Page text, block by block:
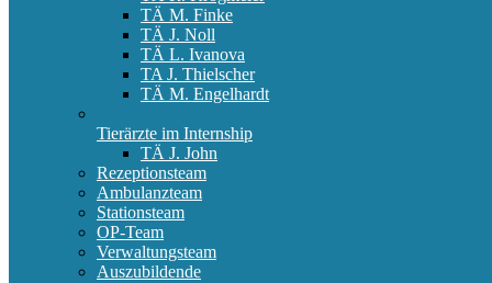
TÄ M. Finke
TÄ J. Noll
TÄ L. Ivanova
TA J. Thielscher
TÄ M. Engelhardt
Tierärzte im Internship
TÄ J. John
Rezeptionsteam
Ambulanzteam
Stationsteam
OP-Team
Verwaltungsteam
Auszubildende